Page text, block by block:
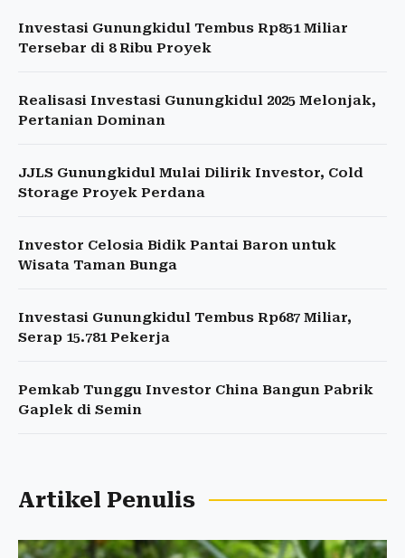
Investasi Gunungkidul Tembus Rp851 Miliar
Tersebar di 8 Ribu Proyek
Realisasi Investasi Gunungkidul 2025 Melonjak,
Pertanian Dominan
JJLS Gunungkidul Mulai Dilirik Investor, Cold
Storage Proyek Perdana
Investor Celosia Bidik Pantai Baron untuk
Wisata Taman Bunga
Investasi Gunungkidul Tembus Rp687 Miliar,
Serap 15.781 Pekerja
Pemkab Tunggu Investor China Bangun Pabrik
Gaplek di Semin
Artikel Penulis